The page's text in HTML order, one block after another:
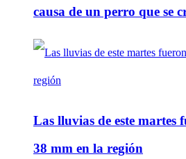
causa de un perro que se
Las lluvias de este martes
38 mm en la región